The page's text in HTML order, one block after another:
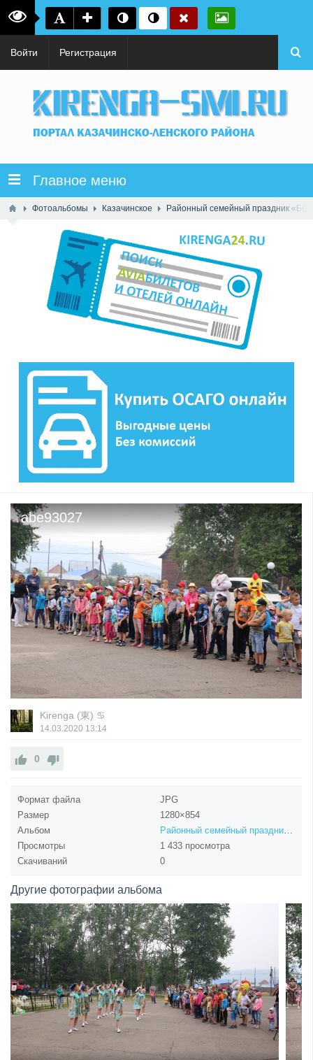
Войти Регистрация
Главное меню
Фотоальбомы Казачинское Районный семейный праздник
abe93027
Kirenga (東) ♋
14.03.2020 13:14
0
Формат файла
JPG
Размер
1280×854
Альбом
Районный семейный праздник «Безопасное детство» в селе Казачинское
Просмотры
1 433 просмотра
Скачиваний
0
Другие фотографии альбома